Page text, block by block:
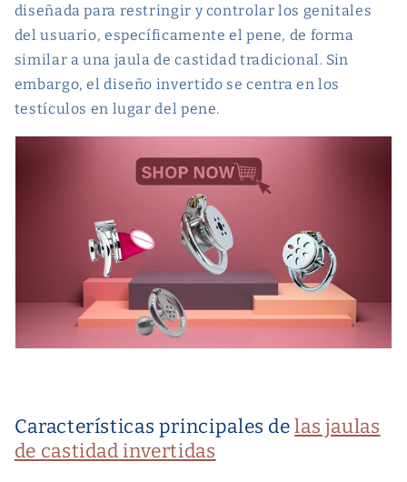
diseñada para restringir y controlar los genitales
del usuario, específicamente el pene, de forma
similar a una jaula de castidad tradicional. Sin
embargo, el diseño invertido se centra en los
testículos en lugar del pene.
Características principales delas jaulas
de castidad invertidas